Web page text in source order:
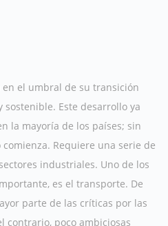
el umbral de su transición
Este desarrollo ya
la mayoría de los países; sin
Requiere una serie de
industriales. Uno de los
es el transporte. De
parte de las críticas por las
contrario, poco ambiciosas